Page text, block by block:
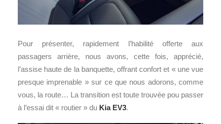
Pour présenter, rapidement l’habilité offerte aux
passagers arrière, nous avons, cette fois, apprécié,
l’assise haute de la banquette, offrant confort et « une vue
presque imprenable » sur ce que nous adorons, comme
vous, la route… La transition est toute trouvée pou passer
à l’essai dit « routier » du Kia EV3.